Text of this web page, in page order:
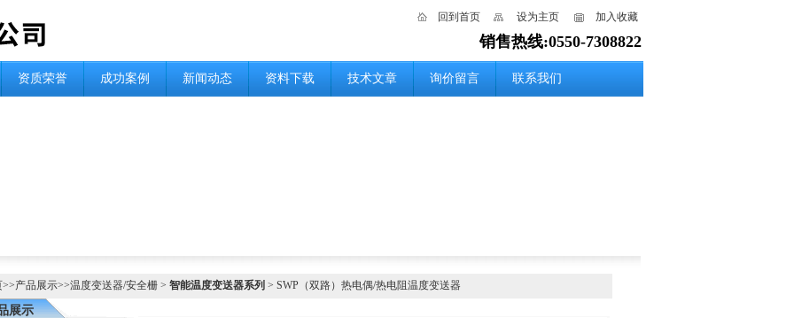
回到首页 设为主页 加入收藏
销售热线:0550-7308822
资质荣誉 成功案例 新闻动态 资料下载 技术文章 询价留言 联系我们
>>产品展示>>温度变送器/安全栅> 智能温度变送器系列 > SWP（双路）热电偶/热电阻温度变送器
展示